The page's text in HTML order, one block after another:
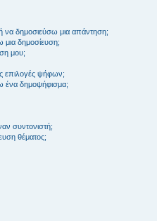
δημοσιεύσω μια απάντηση;
δημοσίευση;
μου;
επιλογές ψήφων;
ένα δημοψήφισμα;
συντονιστή;
θέματος;